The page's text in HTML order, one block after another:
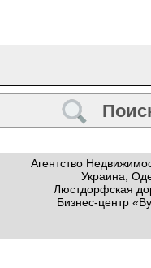
Агентство
Украина,
Люстдорфская
Бизнес-центр